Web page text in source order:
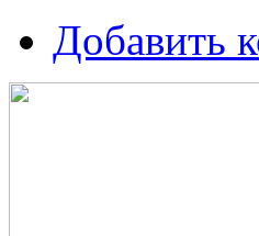
Добавить